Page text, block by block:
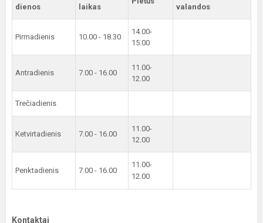
dienos
laikas
valandos
Pirmadienis 10.00 - 18.30
14.00-
15.00
Antradienis 7.00 - 16.00
11.00-
12.00
Trečiadienis
Ketvirtadienis 7.00 - 16.00
11.00-
12.00
Penktadienis 7.00 - 16.00
11.00-
12.00
Kontaktai